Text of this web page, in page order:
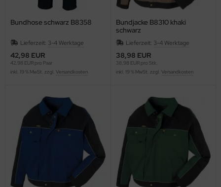
Bundhose schwarz B8358
Lieferzeit: 3-4 Werktage
42,98 EUR
42,98 EUR pro Paar
inkl. 19 % MwSt. zzgl. Versandkosten
Bundjacke B8310 khaki
schwarz
Lieferzeit: 3-4 Werktage
38,98 EUR
38,98 EUR pro Stk.
inkl. 19 % MwSt. zzgl. Versandkosten